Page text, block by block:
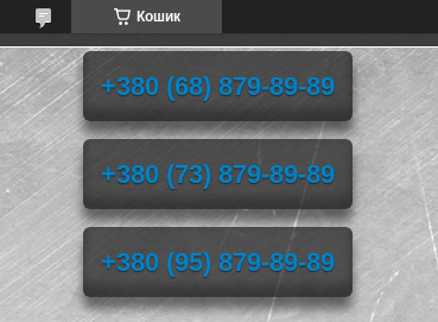
Кошик
+380 (68) 879-89-89
+380 (73) 879-89-89
+380 (95) 879-89-89